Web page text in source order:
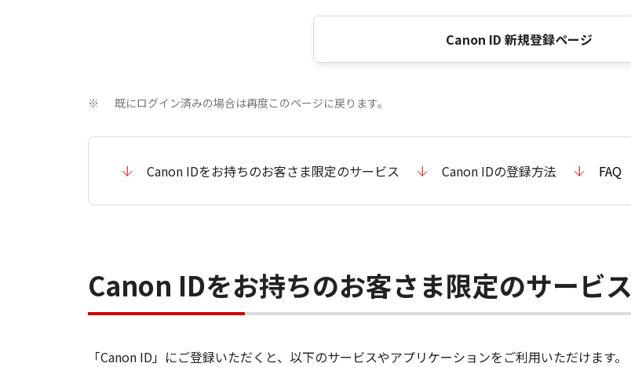
Canon ID 新規登録ページ
※ 既にログイン済みの場合は再度このページに戻ります。
Canon IDをお持ちのお客さま限定のサービス Canon IDの登録方法 FAQ
Canon IDをお持ちのお客さま限定のサービス
「Canon ID」にご登録いただくと、以下のサービスやアプリケーションをご利用いただけます。